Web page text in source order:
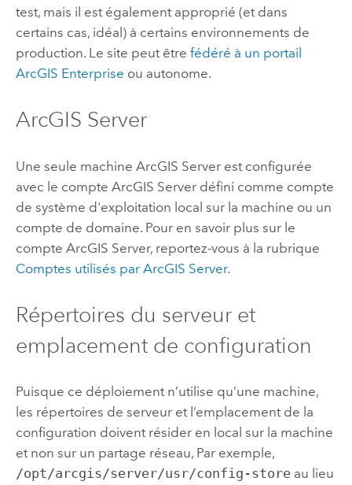
test, mais il est également approprié (et dans
certains cas, idéal) à certains environnements de
production. Le site peut être fédéré à un portail
ArcGIS Enterprise ou autonome.
ArcGIS Server
Une seule machine ArcGIS Serverest configurée
avec le compte ArcGIS Serverdéfini comme compte
de système d'exploitation local sur la machine ou un
compte de domaine. Pour en savoir plus sur le
compte ArcGIS Server, reportez-vous à la rubrique
Comptes utilisés par ArcGIS Server.
Répertoires du serveur et
emplacement de configuration
Puisque ce déploiement n’utilise qu’une machine,
les répertoires de serveur et l’emplacement de la
configuration doivent résider en local sur la machine
et non sur un partage réseau, Par exemple,
/opt/arcgis/server/usr/config-storeau lieu